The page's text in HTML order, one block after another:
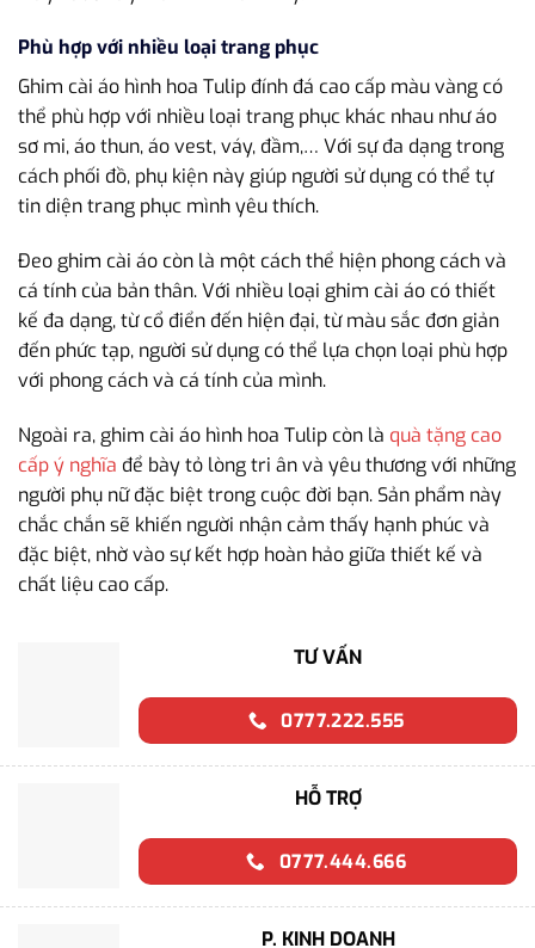
Phù hợp với nhiều loại trang phục
Ghim cài áo hình hoa Tulip đính đá cao cấp màu vàng có
thể phù hợp với nhiều loại trang phục khác nhau như áo
sơ mi, áo thun, áo vest, váy, đầm,… Với sự đa dạng trong
cách phối đồ, phụ kiện này giúp người sử dụng có thể tự
tin diện trang phục mình yêu thích.
Đeo ghim cài áo còn là một cách thể hiện phong cách và
cá tính của bản thân. Với nhiều loại ghim cài áo có thiết
kế đa dạng, từ cổ điển đến hiện đại, từ màu sắc đơn giản
đến phức tạp, người sử dụng có thể lựa chọn loại phù hợp
với phong cách và cá tính của mình.
Ngoài ra, ghim cài áo hình hoa Tulip còn là quà tặng cao
cấp ý nghĩa để bày tỏ lòng tri ân và yêu thương với những
người phụ nữ đặc biệt trong cuộc đời bạn. Sản phẩm này
chắc chắn sẽ khiến người nhận cảm thấy hạnh phúc và
đặc biệt, nhờ vào sự kết hợp hoàn hảo giữa thiết kế và
chất liệu cao cấp.
TƯ VẤN
0777.222.555
HỖ TRỢ
0777.444.666
P. KINH DOANH